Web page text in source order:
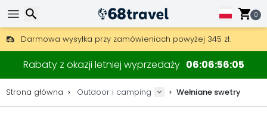
0
Darmowa wysyłka przy zamówieniach powyżej 345 zł.
30 dni na zwrot, 90 dni na drewniane mapy i dekoracje.
Najlepsze ceny na sprzęt outdoorowy i akcesoria.
Rabaty z okazji letniej wyprzedaży 06065605
Strona główna Outdoor i camping Wełniane swetry
Wyszukaj